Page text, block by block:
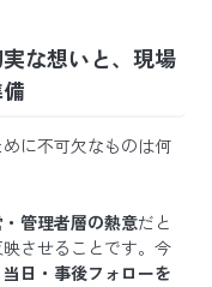
な想いと、現場
に不可欠なものは何
管理者層の熱意だと
させることです。今
日・事後フォローを